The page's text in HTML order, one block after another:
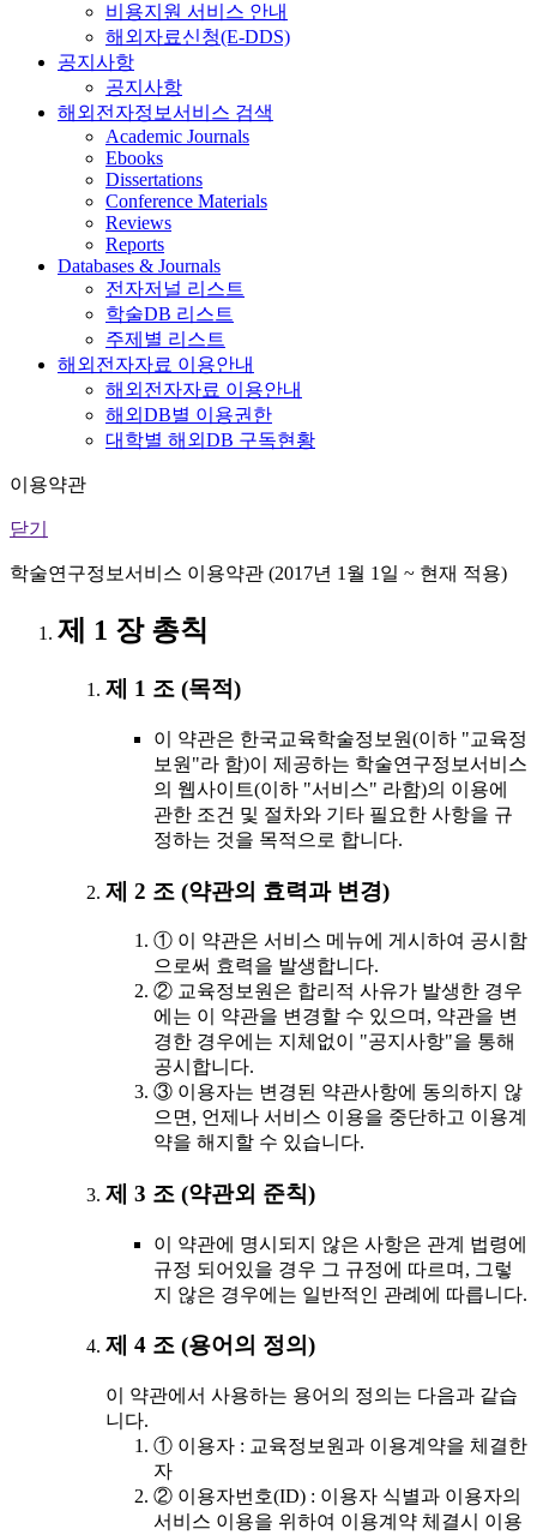
비용지원 서비스 안내
해외자료신청(E-DDS)
공지사항
공지사항
해외전자정보서비스 검색
Academic Journals
Ebooks
Dissertations
Conference Materials
Reviews
Reports
Databases & Journals
전자저널 리스트
학술DB 리스트
주제별 리스트
해외전자자료 이용안내
해외전자자료 이용안내
해외DB별 이용권한
대학별 해외DB 구독현황
이용약관
닫기
학술연구정보서비스 이용약관 (2017년 1월 1일 ~ 현재 적용)
제 1 장 총칙
제 1 조 (목적)
이 약관은 한국교육학술정보원(이하 "교육정
보원"라 함)이 제공하는 학술연구정보서비스
의 웹사이트(이하 "서비스" 라함)의 이용에
관한 조건 및 절차와 기타 필요한 사항을 규
정하는 것을 목적으로 합니다.
제 2 조 (약관의 효력과 변경)
① 이 약관은 서비스 메뉴에 게시하여 공시함
으로써 효력을 발생합니다.
② 교육정보원은 합리적 사유가 발생한 경우
에는 이 약관을 변경할 수 있으며, 약관을 변
경한 경우에는 지체없이 "공지사항"을 통해
공시합니다.
③ 이용자는 변경된 약관사항에 동의하지 않
으면, 언제나 서비스 이용을 중단하고 이용계
약을 해지할 수 있습니다.
제 3 조 (약관외 준칙)
이 약관에 명시되지 않은 사항은 관계 법령에
규정 되어있을 경우 그 규정에 따르며, 그렇
지 않은 경우에는 일반적인 관례에 따릅니다.
제 4 조 (용어의 정의)
이 약관에서 사용하는 용어의 정의는 다음과 같습
니다.
① 이용자 : 교육정보원과 이용계약을 체결한
자
② 이용자번호(ID) : 이용자 식별과 이용자의
서비스 이용을 위하여 이용계약 체결시 이용